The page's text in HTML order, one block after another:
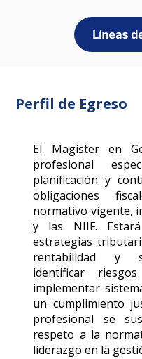
Perfil de Egreso
El Magíster en
profesional
planificación y
obligaciones
normativo vigente,
y las NIIF.
estrategias
rentabilidad y
identificar
implementar
un cumplimiento
profesional se
respeto a la
liderazgo en la